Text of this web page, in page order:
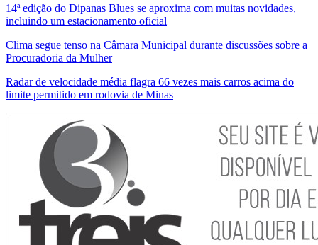
14ª edição do Dipanas Blues se aproxima com muitas novidades,
incluindo um estacionamento oficial
Clima segue tenso na Câmara Municipal durante discussões sobre a
Procuradoria da Mulher
Radar de velocidade média flagra 66 vezes mais carros acima do
limite permitido em rodovia de Minas